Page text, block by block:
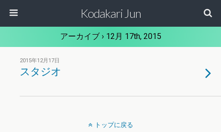
Kodakari Jun
アーカイブ › 12月 17th, 2015
2015年12月17日
スタジオ
トップに戻る